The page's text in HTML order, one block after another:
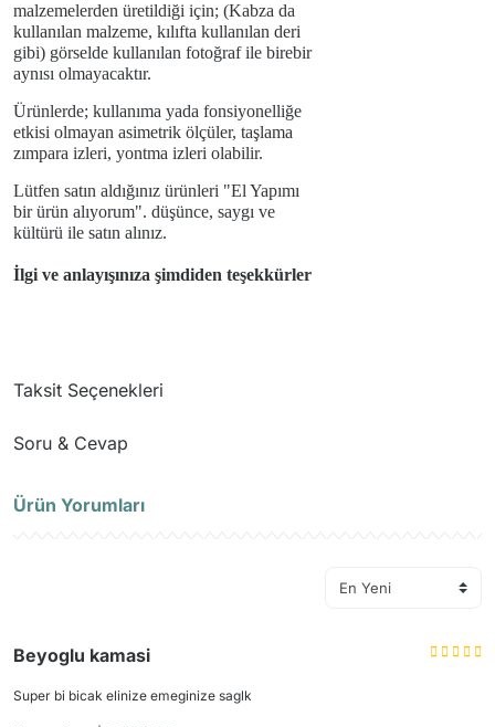
malzemelerden üretildiği için; (Kabza da
kullanılan malzeme, kılıfta kullanılan deri
gibi) görselde kullanılan fotoğraf ile birebir
aynısı olmayacaktır.
Ürünlerde; kullanıma yada fonsiyonelliğe
etkisi olmayan asimetrik ölçüler, taşlama
zımpara izleri, yontma izleri olabilir.
Lütfen satın aldığınız ürünleri "El Yapımı
bir ürün alıyorum". düşünce, saygı ve
kültürü ile satın alınız.
İlgi ve anlayışınıza şimdiden teşekkürler
Taksit Seçenekleri
Soru & Cevap
Ürün Yorumları
Beyoglu kamasi
Super bi bicak elinize emeginize saglk